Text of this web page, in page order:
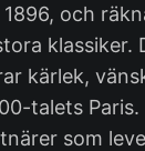
och
klassiker.
kärlek,
talets Paris.
som